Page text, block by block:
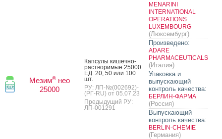
Мезим® нео
25000
Кап­су­лы ки­шеч­но­
рас­тво­римые 25000
ЕД: 20, 50 или 100
шт.
РУ: ЛП-№(002692)-
(РГ-RU) от 05.07.23
Предыдущий РУ:
ЛП-001291
MENARINI
INTERNATIONAL
OPERATIONS
LUXEMBOURG
(Люксембург)
Произведено:
ADARE
PHARMACEUTICALS
(Италия)
Упаковка и
выпускающий
контроль качества:
БЕРЛИН-ФАРМА
(Россия)
Выпускающий
контроль качества:
BERLIN-CHEMIE
(Германия)